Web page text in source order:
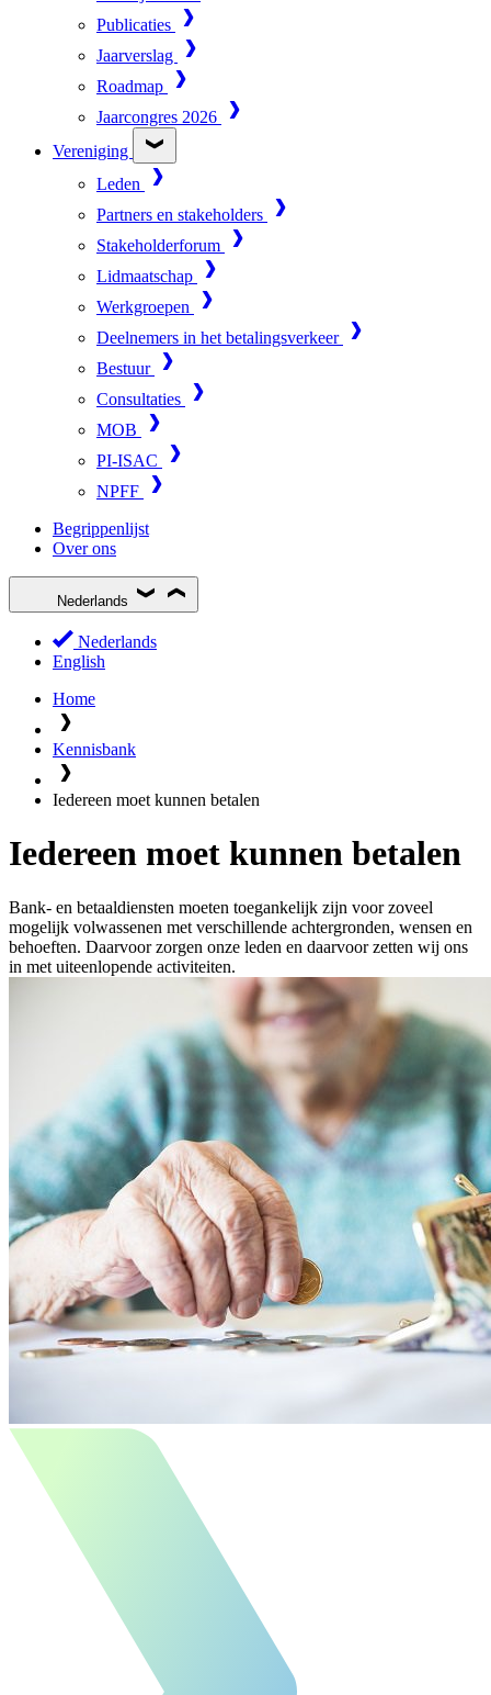
Publicaties
Jaarverslag
Roadmap
Jaarcongres 2026
Vereniging
Leden
Partners en stakeholders
Stakeholderforum
Lidmaatschap
Werkgroepen
Deelnemers in het betalingsverkeer
Bestuur
Consultaties
MOB
PI-ISAC
NPFF
Begrippenlijst
Over ons
Nederlands
Nederlands
English
Home
Kennisbank
Iedereen moet kunnen betalen
Iedereen moet kunnen betalen
Bank- en betaaldiensten moeten toegankelijk zijn voor zoveel
mogelijk volwassenen met verschillende achtergronden, wensen en
behoeften. Daarvoor zorgen onze leden en daarvoor zetten wij ons
in met uiteenlopende activiteiten.